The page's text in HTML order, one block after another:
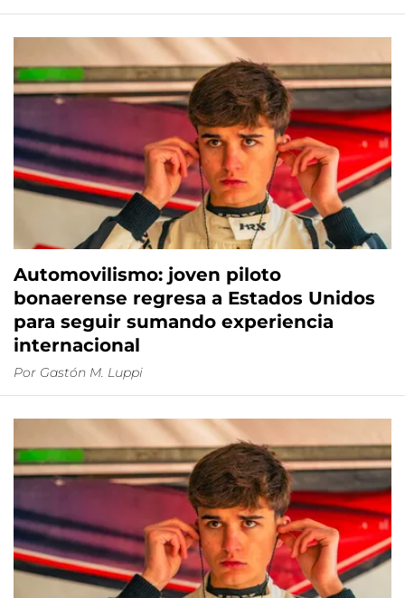
Automovilismo: joven piloto
bonaerense regresa a Estados Unidos
para seguir sumando experiencia
internacional
Por Gastón M. Luppi